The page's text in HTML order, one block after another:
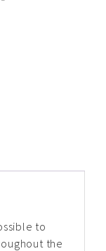
to
the